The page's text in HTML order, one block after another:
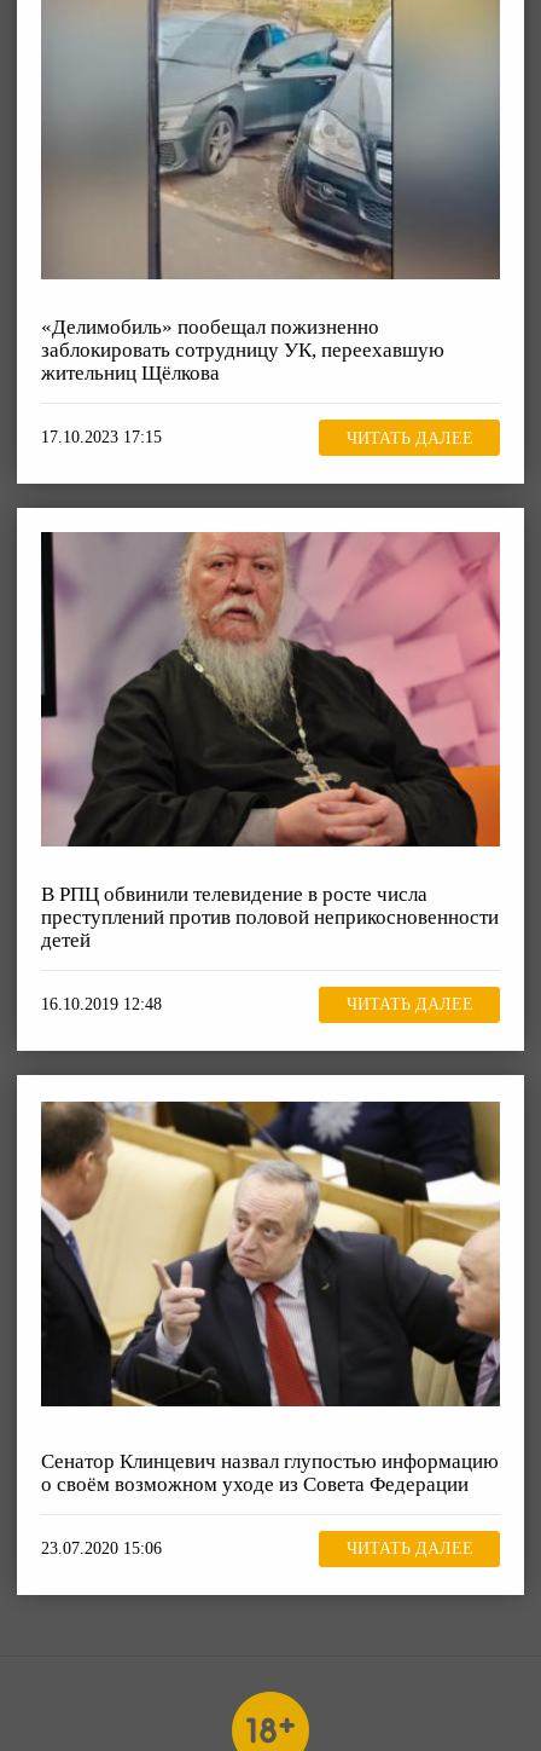
«Делимобиль» пообещал пожизненно
заблокировать сотрудницу УК, переехавшую
жительниц Щёлкова
17.10.2023 17:15 ЧИТАТЬ ДАЛЕЕ
В РПЦ обвинили телевидение в росте числа
преступлений против половой неприкосновенности
детей
16.10.2019 12:48 ЧИТАТЬ ДАЛЕЕ
Сенатор Клинцевич назвал глупостью информацию
о своём возможном уходе из Совета Федерации
23.07.2020 15:06 ЧИТАТЬ ДАЛЕЕ